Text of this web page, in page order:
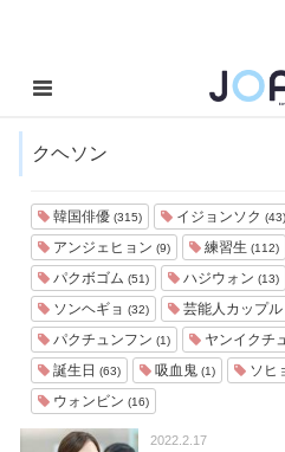
クヘソン
韓国俳優 (315) イジョンソク (43)
アンジェヒョン (9) 練習生 (112)
パクボゴム (51) ハジウォン (13)
ソンヘギョ (32) 芸能人カップル
パクチュンフン (1) ヤンイクチ
誕生日 (63) 吸血鬼 (1) ソヒ
ウォンビン (16)
2022.2.17